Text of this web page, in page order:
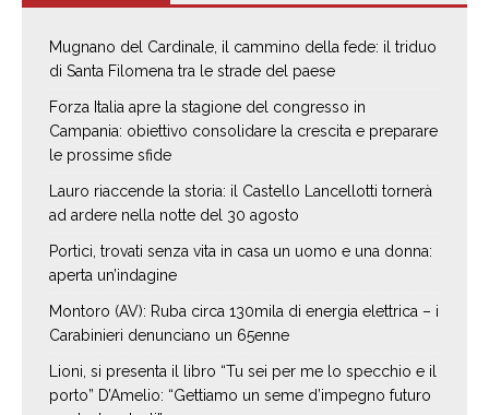
Mugnano del Cardinale, il cammino della fede: il triduo
di Santa Filomena tra le strade del paese
Forza Italia apre la stagione del congresso in
Campania: obiettivo consolidare la crescita e preparare
le prossime sfide
Lauro riaccende la storia: il Castello Lancellotti tornerà
ad ardere nella notte del 30 agosto
Portici, trovati senza vita in casa un uomo e una donna:
aperta un’indagine
Montoro (AV): Ruba circa 130mila di energia elettrica – i
Carabinieri denunciano un 65enne
Lioni, si presenta il libro “Tu sei per me lo specchio e il
porto” D’Amelio: “Gettiamo un seme d’impegno futuro